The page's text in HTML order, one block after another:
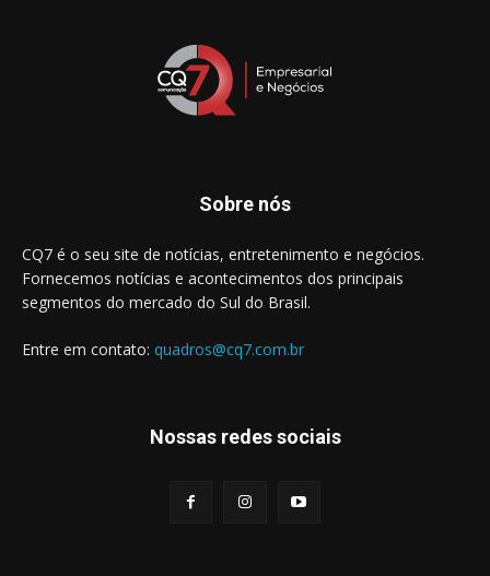
Sobre nós
CQ7 é o seu site de notícias, entretenimento e negócios.
Fornecemos notícias e acontecimentos dos principais
segmentos do mercado do Sul do Brasil.
Entre em contato: quadros@cq7.com.br
Nossas redes sociais